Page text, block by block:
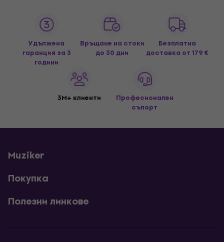
Удължена
гаранция за 3
години
Връщане на стоки
до 30 дни
Безплатна
доставка от 179 €
3M+ клиенти
Професионален
съпорт
Muziker
Покупка
Полезни линкове